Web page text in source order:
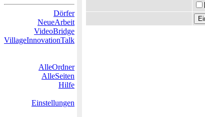
Dörfer
NeueArbeit
VideoBridge
VillageInnovationTalk
AlleOrdner
AlleSeiten
Hilfe
Einstellungen